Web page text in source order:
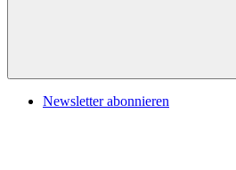
Newsletter abonnieren